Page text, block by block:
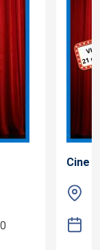
Cine